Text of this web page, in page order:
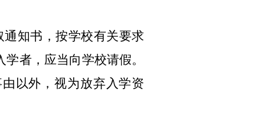
知书，按学校有关要求
者，应当向学校请假。
以外，视为放弃入学资